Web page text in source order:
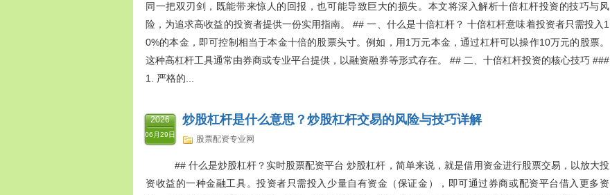
同一把双刃剑，既能带来惊人的回报，也可能导致巨大的损失。本文将深入解析十倍杠杆投资的技巧与风
险，为追求高收益的投资者提供一份实用指南。 ## 一、什么是十倍杠杆？ 十倍杠杆意味着投资者只需投入1
0%的本金，即可控制相当于本金十倍的股票头寸。例如，用1万元本金，通过杠杆可以操作10万元的股票。
这种高杠杆工具通常由券商或专业平台提供，以融资融券等形式存在。 ## 二、十倍杠杆投资的核心技巧 ###
1. 严格的...
2026
06月29日
炒股杠杆是什么意思？炒股杠杆交易的风险与技巧详解
股票配资专业网
## 什么是炒股杠杆？实时股票配资平台 炒股杠杆，简单来说，就是借用资金进行股票交易，以放大投
资收益的一种金融工具。投资者只需投入少量自有资金（保证金），即可通过券商或配资平台借入更多资